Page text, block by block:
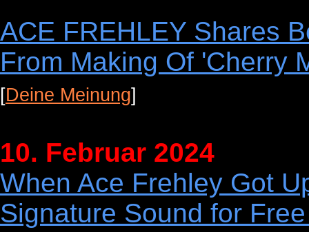
ACE FREHLEY Shares
From Making Of 'Cherry
[Deine Meinung]
10. Februar 2024
When Ace Frehley Got
Signature Sound for